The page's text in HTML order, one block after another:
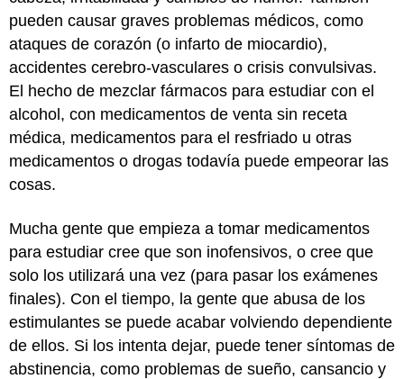
pueden causar graves problemas médicos, como
ataques de corazón (o infarto de miocardio),
accidentes cerebro-vasculares o crisis convulsivas.
El hecho de mezclar fármacos para estudiar con el
alcohol, con medicamentos de venta sin receta
médica, medicamentos para el resfriado u otras
medicamentos o drogas todavía puede empeorar las
cosas.
Mucha gente que empieza a tomar medicamentos
para estudiar cree que son inofensivos, o cree que
solo los utilizará una vez (para pasar los exámenes
finales). Con el tiempo, la gente que abusa de los
estimulantes se puede acabar volviendo dependiente
de ellos. Si los intenta dejar, puede tener síntomas de
abstinencia, como problemas de sueño, cansancio y